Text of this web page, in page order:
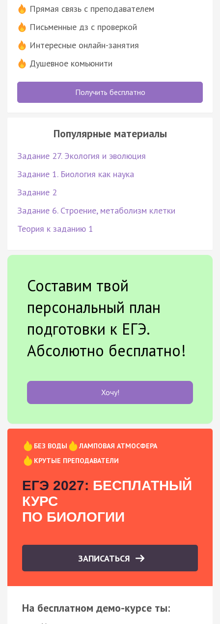
Прямая связь с преподавателем
Письменные дз с проверкой
Интересные онлайн-занятия
Душевное комьюнити
Получить бесплатно
Популярные материалы
Задание 27. Экология и эволюция
Задание 1. Биология как наука
Задание 2
Задание 6. Строение, метаболизм клетки
Теория к заданию 1
Составим твой
персональный план
подготовки к ЕГЭ.
Абсолютно бесплатно!
Хочу!
БЕЗ ВОДЫ
ЛАМПОВАЯ АТМОСФЕРА
КРУТЫЕ ПРЕПОДАВАТЕЛИ
ЕГЭ 2027: БЕСПЛАТНЫЙ
КУРС
ПО БИОЛОГИИ
ЗАПИСАТЬСЯ
На бесплатном демо-курсе ты: